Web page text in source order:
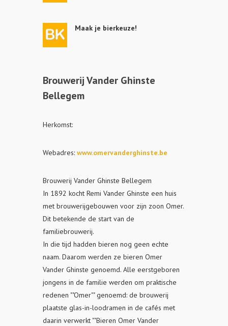
Maak je bierkeuze!
Brouwerij Vander Ghinste
Bellegem
Herkomst:
Webadres: www.omervanderghinste.be
Brouwerij Vander Ghinste Bellegem
In 1892 kocht Remi Vander Ghinste een huis
met brouwerijgebouwen voor zijn zoon Omer.
Dit betekende de start van de
familiebrouwerij.
In die tijd hadden bieren nog geen echte
naam. Daarom werden ze bieren Omer
Vander Ghinste genoemd. Alle eerstgeboren
jongens in de familie werden om praktische
redenen ""Omer"" genoemd: de brouwerij
plaatste glas-in-loodramen in de cafés met
daarin verwerkt ""Bieren Omer Vander